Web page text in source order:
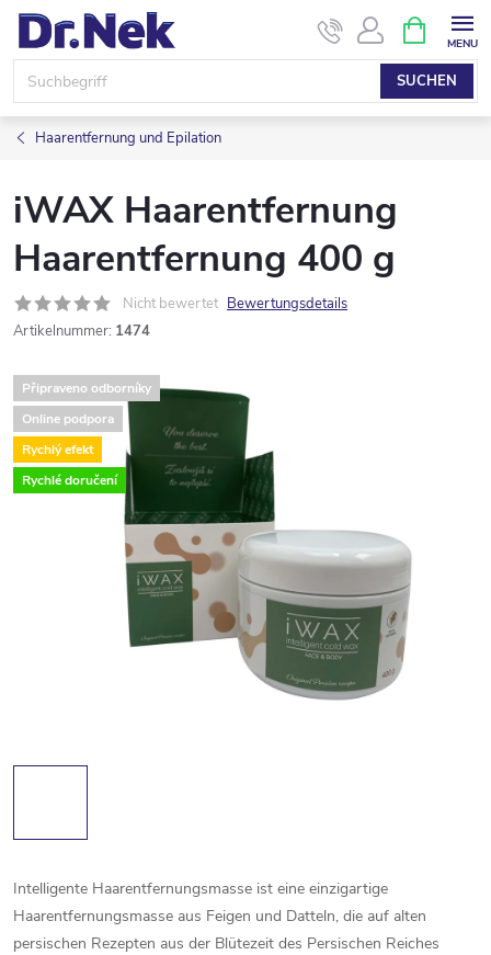
Zum
Inhalt
springen
SUCHEN
Haarentfernung und Epilation
iWAX Haarentfernung
Haarentfernung 400 g
Nicht bewertet Bewertungsdetails
Artikelnummer: 1474
Připraveno odborníky
Online podpora
Rychlý efekt
Rychlé doručení
Intelligente Haarentfernungsmasse ist eine einzigartige
Haarentfernungsmasse aus Feigen und Datteln, die auf alten
persischen Rezepten aus der Blütezeit des Persischen Reiches